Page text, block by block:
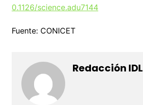
0.1126/science.adu7144
Fuente: CONICET
Redacción IDL